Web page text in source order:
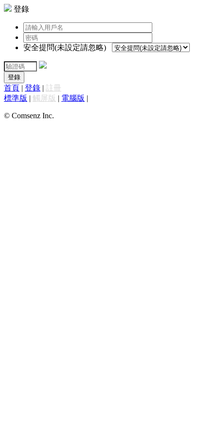
登錄
安全提問(未設定請忽略)
登錄
首頁 | 登錄 | 註冊
標準版 | 觸屏版 | 電腦版 |
© Comsenz Inc.